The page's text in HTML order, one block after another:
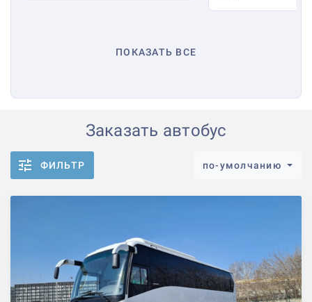
ПОКАЗАТЬ ВСЕ
Заказать автобус
ФИЛЬТР по-умолчанию